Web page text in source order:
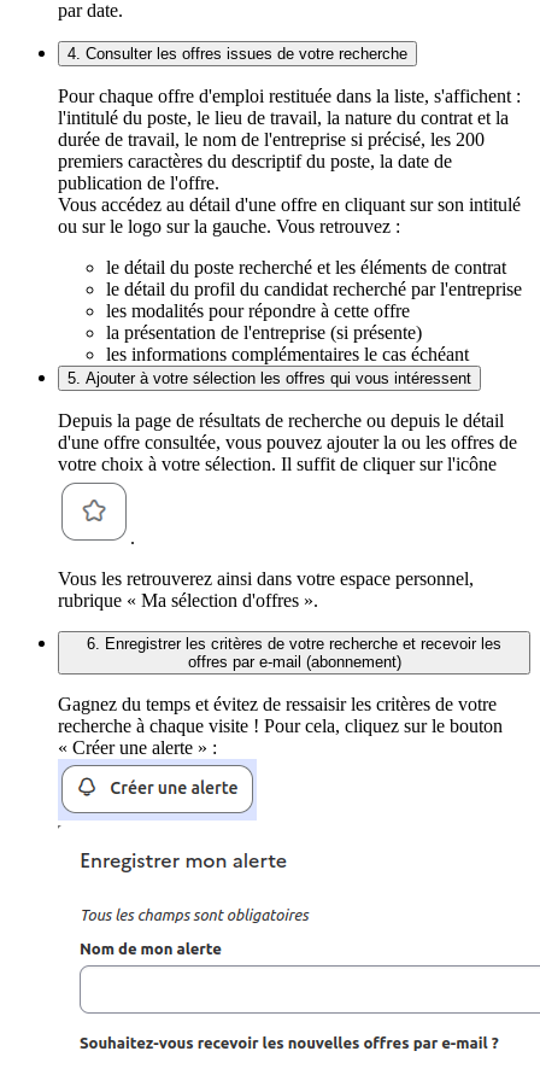
par date.
4. Consulter les offres issues de votre recherche
Pour chaque offre d'emploi restituée dans la liste, s'affichent :
l'intitulé du poste, le lieu de travail, la nature du contrat et la
durée de travail, le nom de l'entreprise si précisé, les 200
premiers caractères du descriptif du poste, la date de
publication de l'offre.
Vous accédez au détail d'une offre en cliquant sur son intitulé
ou sur le logo sur la gauche. Vous retrouvez :
le détail du poste recherché et les éléments de contrat
le détail du profil du candidat recherché par l'entreprise
les modalités pour répondre à cette offre
la présentation de l'entreprise (si présente)
les informations complémentaires le cas échéant
5. Ajouter à votre sélection les offres qui vous intéressent
Depuis la page de résultats de recherche ou depuis le détail
d'une offre consultée, vous pouvez ajouter la ou les offres de
votre choix à votre sélection. Il suffit de cliquer sur l'icône
.
Vous les retrouverez ainsi dans votre espace personnel,
rubrique « Ma sélection d'offres ».
6. Enregistrer les critères de votre recherche et recevoir les
offres par e-mail (abonnement)
Gagnez du temps et évitez de ressaisir les critères de votre
recherche à chaque visite ! Pour cela, cliquez sur le bouton
« Créer une alerte » :